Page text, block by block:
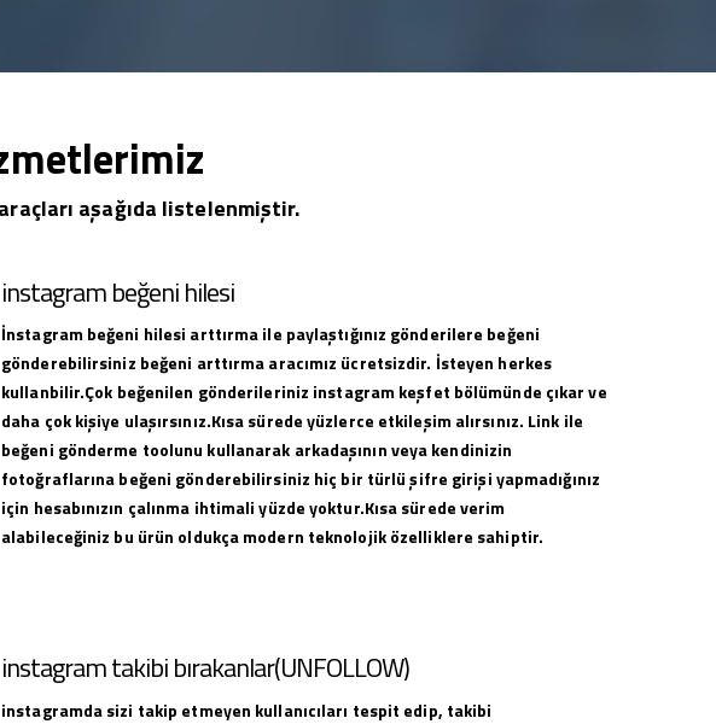
aşağıda listelenmiştir.
instagram beğeni hilesi
İnstagram beğeni hilesi arttırma ile paylaştığınız gönderilere beğeni
gönderebilirsiniz beğeni arttırma aracımız ücretsizdir. İsteyen herkes
kullanbilir.Çok beğenilen gönderileriniz instagram keşfet bölümünde çıkar ve
daha çok kişiye ulaşırsınız.Kısa sürede yüzlerce etkileşim alırsınız. Link ile
beğeni gönderme toolunu kullanarak arkadaşının veya kendinizin
fotoğraflarına beğeni gönderebilirsiniz hiç bir türlü şifre girişi yapmadığınız
için hesabınızın çalınma ihtimali yüzde yoktur.Kısa sürede verim
alabileceğiniz bu ürün oldukça modern teknolojik özelliklere sahiptir.
instagram takibi bırakanlar(UNFOLLOW)
instagramda sizi takip etmeyen kullanıcıları tespit edip, takibi